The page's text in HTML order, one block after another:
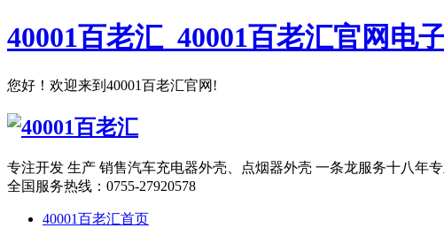
40001百老汇_40001百老汇官网电
您好！欢迎来到40001百老汇官网!
专注开发 生产 销售汽车充电器外壳、点烟器外壳 一条龙服务十八年
全国服务热线： 0755-27920578
40001百老汇首页